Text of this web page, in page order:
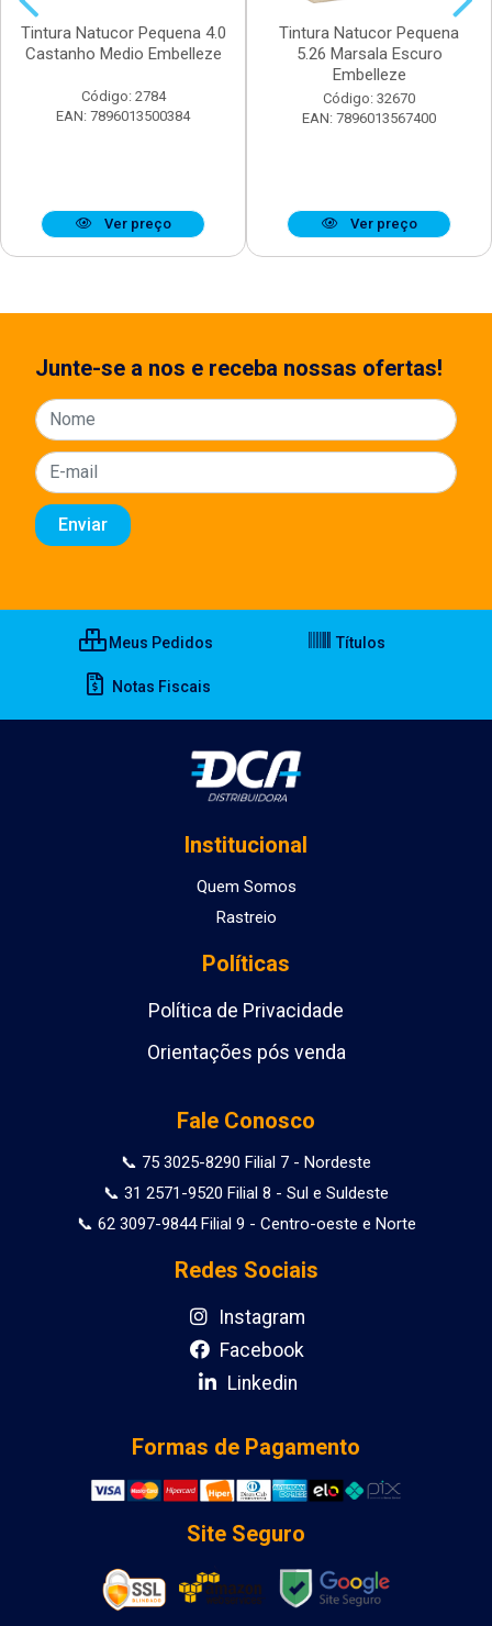
Tintura Natucor Pequena 4.0
Castanho Medio Embelleze
Código: 2784
EAN: 7896013500384
Ver preço
Tintura Natucor Pequena
5.26 Marsala Escuro
Embelleze
Código: 32670
EAN: 7896013567400
Ver preço
Junte-se a nos e receba nossas ofertas!
Meus Pedidos Títulos
Notas Fiscais
Institucional
Quem Somos
Rastreio
Políticas
Política de Privacidade
Orientações pós venda
Fale Conosco
📞 75 3025-8290 Filial 7 - Nordeste
📞 31 2571-9520 Filial 8 - Sul e Suldeste
📞 62 3097-9844 Filial 9 - Centro-oeste e Norte
Redes Sociais
Instagram
Facebook
Linkedin
Formas de Pagamento
Site Seguro